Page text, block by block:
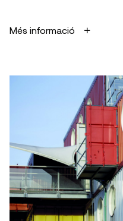
Més informació